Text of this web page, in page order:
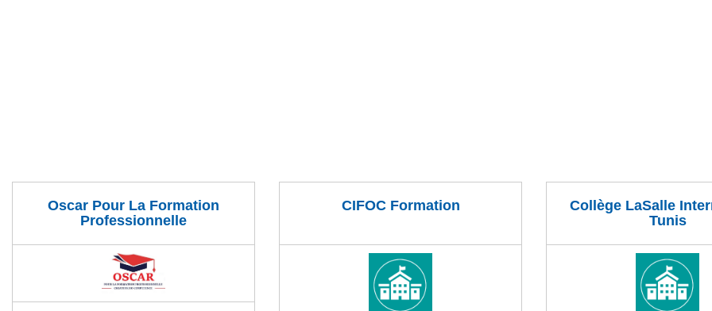
Oscar Pour La Formation
Professionnelle
CIFOC Formation
Collège LaSalle
Tunis